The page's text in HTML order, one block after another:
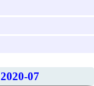
2020-07